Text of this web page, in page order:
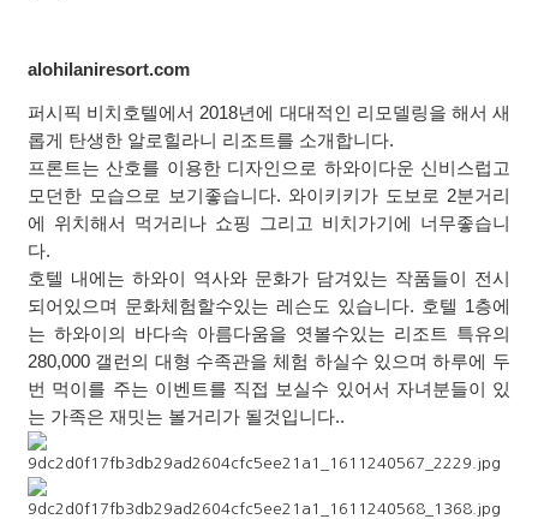
alohilaniresort.com
퍼시픽 비치호텔에서 2018년에 대대적인 리모델링을 해서 새
롭게 탄생한 알로힐라니 리조트를 소개합니다.
프론트는 산호를 이용한 디자인으로 하와이다운 신비스럽고
모던한 모습으로 보기좋습니다. 와이키키가 도보로 2분거리
에 위치해서 먹거리나 쇼핑 그리고 비치가기에 너무좋습니
다.
호텔 내에는 하와이 역사와 문화가 담겨있는 작품들이 전시
되어있으며 문화체험할수있는 레슨도 있습니다. 호텔 1층에
는 하와이의 바다속 아름다움을 엿볼수있는 리조트 특유의
280,000 갤런의 대형 수족관을 체험 하실수 있으며 하루에 두
번 먹이를 주는 이벤트를 직접 보실수 있어서 자녀분들이 있
는 가족은 재밋는 볼거리가 될것입니다..